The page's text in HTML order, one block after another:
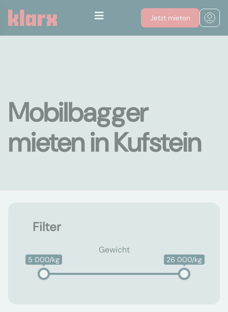
Jetzt mieten
Mobilbagger
mieten in Kufstein
Filter
Gewicht
5 000/kg 26 000/kg